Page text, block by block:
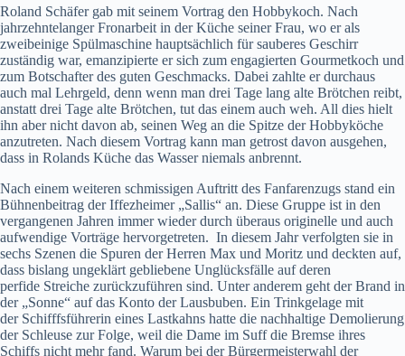
Roland Schäfer gab mit seinem Vortrag den Hobbykoch. Nach
jahrzehntelanger Fronarbeit in der Küche seiner Frau, wo er als
zweibeinige Spülmaschine hauptsächlich für sauberes Geschirr
zuständig war, emanzipierte er sich zum engagierten Gourmetkoch und
zum Botschafter des guten Geschmacks. Dabei zahlte er durchaus
auch mal Lehrgeld, denn wenn man drei Tage lang alte Brötchen reibt,
anstatt drei Tage alte Brötchen, tut das einem auch weh. All dies hielt
ihn aber nicht davon ab, seinen Weg an die Spitze der Hobbyköche
anzutreten. Nach diesem Vortrag kann man getrost davon ausgehen,
dass in Rolands Küche das Wasser niemals anbrennt.
Nach einem weiteren schmissigen Auftritt des Fanfarenzugs stand ein
Bühnenbeitrag der Iffezheimer „Sallis“ an. Diese Gruppe ist in den
vergangenen Jahren immer wieder durch überaus originelle und auch
aufwendige Vorträge hervorgetreten. In diesem Jahr verfolgten sie in
sechs Szenen die Spuren der Herren Max und Moritz und deckten auf,
dass bislang ungeklärt gebliebene Unglücksfälle auf deren
perfide Streiche zurückzuführen sind. Unter anderem geht der Brand in
der „Sonne“ auf das Konto der Lausbuben. Ein Trinkgelage mit
der Schifffsführerin eines Lastkahns hatte die nachhaltige Demolierung
der Schleuse zur Folge, weil die Dame im Suff die Bremse ihres
Schiffs nicht mehr fand. Warum bei der Bürgermeisterwahl der